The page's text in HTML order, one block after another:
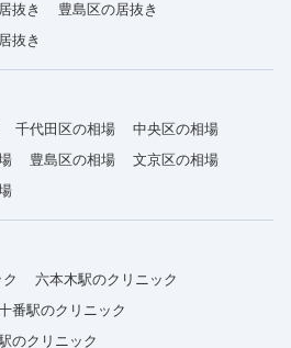
抜き
豊島区の居抜き
抜き
千代田区の相場
中央区の相場
豊島区の相場
文京区の相場
六本木駅のクリニック
番駅のクリニック
のクリニック